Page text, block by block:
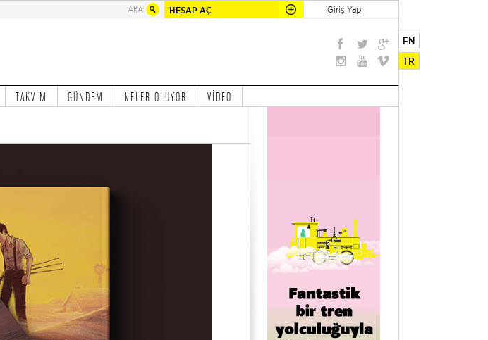
HESAP AÇ Giriş Yap
EN
TR
TAKVİM GÜNDEM NELER OLUYOR VİDEO